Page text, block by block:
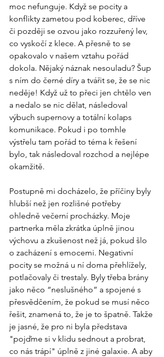
moc nefunguje. Když se pocity a
konflikty zametou pod koberec, dříve
či později se ozvou jako rozzuřený lev,
co vyskočí z klece. A přesně to se
opakovalo v našem vztahu pořád
dokola. Nějaký náznak nesouladu? Šup
s ním do černé díry a tvářit se, že se nic
neděje! Když už to přeci jen chtělo ven
a nedalo se nic dělat, následoval
výbuch supernovy a totální kolaps
komunikace. Pokud i po tomhle
výstřelu tam pořád to téma k řešení
bylo, tak následoval rozchod a nejlépe
okamžitě.
Postupně mi docházelo, že příčiny byly
hlubší než jen rozlišné potřeby
ohledně večerní procházky. Moje
partnerka měla zkrátka úplně jinou
výchovu a zkušenost než já, pokud šlo
o zacházení s emocemi. Negativní
pocity se možná u ní doma přehlížely,
potlačovaly či trestaly. Byly třeba brány
jako něco “neslušného” a spojené s
přesvědčením, že pokud se musí něco
řešit, znamená to, že je to špatně. Takže
je jasné, že pro ni byla představa
"pojďme si v klidu sednout a probrat,
co nás trápí" úplně z jiné galaxie. A aby